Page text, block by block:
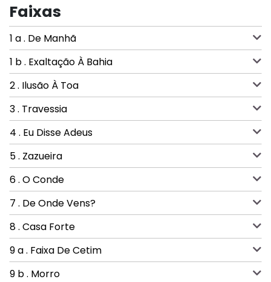
Faixas
1 a . De Manhã
1 b . Exaltação À Bahia
2 . Ilusão À Toa
3 . Travessia
4 . Eu Disse Adeus
5 . Zazueira
6 . O Conde
7 . De Onde Vens?
8 . Casa Forte
9 a . Faixa De Cetim
9 b . Morro